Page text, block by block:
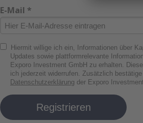
E-Mail *
Hiermit willige ich ein, Informationen über
Updates sowie plattformrelevante
Exporo Investment GmbH zu erhalten.
ich jederzeit widerrufen. Zusätzlich
Datenschutzerklärung der Exporo
Registrieren